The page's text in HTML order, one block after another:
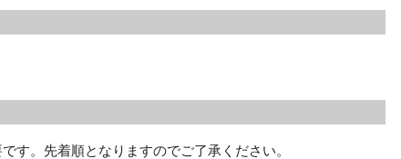
す。先着順となりますのでご了承ください。